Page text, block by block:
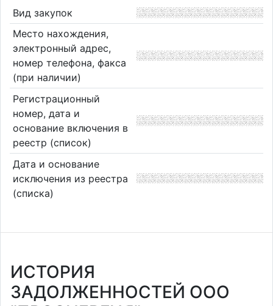
Вид закупок
Место нахождения,
электронный адрес,
номер телефона, факса
(при наличии)
Регистрационный
номер, дата и
основание включения в
реестр (список)
Дата и основание
исключения из реестра
(списка)
ИСТОРИЯ
ЗАДОЛЖЕННОСТЕЙ ООО